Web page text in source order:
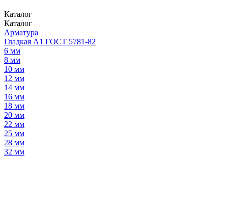
Каталог
Каталог
Арматура
Гладкая А1 ГОСТ 5781-82
6 мм
8 мм
10 мм
12 мм
14 мм
16 мм
18 мм
20 мм
22 мм
25 мм
28 мм
32 мм